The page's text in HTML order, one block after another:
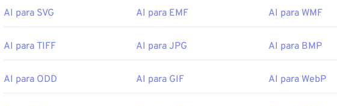
AI para SVG AI para EMF AI para WMF
AI para TIFF AI para JPG AI para BMP
AI para ODD AI para GIF AI para WebP